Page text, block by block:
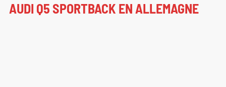
AUDI Q5 SPORTBACK EN ALLEMAGNE